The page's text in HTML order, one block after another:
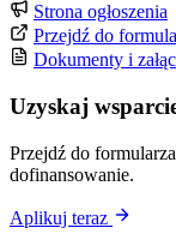
Strona ogłoszenia
Przejdź do
Dokumenty i
Uzyskaj
Przejdź do
dofinansowanie.
Aplikuj teraz